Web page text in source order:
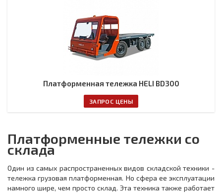
Платформенная тележка HELI BD300
ЗАПРОС ЦЕНЫ
Платформенные тележки со
склада
Один из самых распространенных видов складской техники -
тележка грузовая платформенная. Но сфера ее эксплуатации
намного шире, чем просто склад. Эта техника также работает